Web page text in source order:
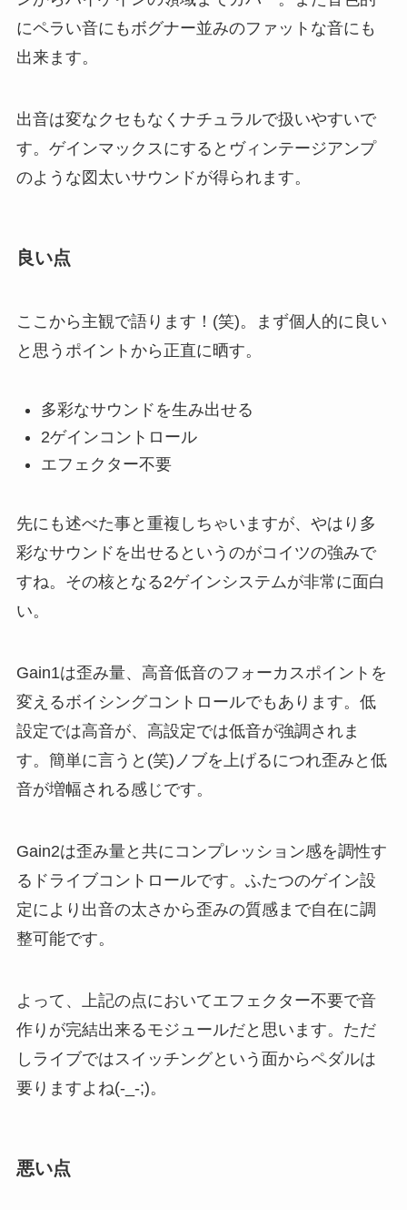
にペラい音にもボグナー並みのファットな音にも
出来ます。
出音は変なクセもなくナチュラルで扱いやすいで
す。ゲインマックスにするとヴィンテージアンプ
のような図太いサウンドが得られます。
良い点
ここから主観で語ります！(笑)。まず個人的に良い
と思うポイントから正直に晒す。
多彩なサウンドを生み出せる
2ゲインコントロール
エフェクター不要
先にも述べた事と重複しちゃいますが、やはり多
彩なサウンドを出せるというのがコイツの強みで
すね。その核となる2ゲインシステムが非常に面白
い。
Gain1は歪み量、高音低音のフォーカスポイントを
変えるボイシングコントロールでもあります。低
設定では高音が、高設定では低音が強調されま
す。簡単に言うと(笑)ノブを上げるにつれ歪みと低
音が増幅される感じです。
Gain2は歪み量と共にコンプレッション感を調性す
るドライブコントロールです。ふたつのゲイン設
定により出音の太さから歪みの質感まで自在に調
整可能です。
よって、上記の点においてエフェクター不要で音
作りが完結出来るモジュールだと思います。ただ
しライブではスイッチングという面からペダルは
要りますよね(-_-;)。
悪い点